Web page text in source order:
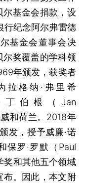
基金会捐款，设
纪念阿尔弗雷德
尔基金会董事会决
尔奖覆盖的学科领
年颁发，获奖者
拉格纳·弗里希
丁伯根（Jan
和荷兰。2018年
发，授予威廉·诺
保罗·罗默（Paul
奖和其他五个领域
布。因此，本文附